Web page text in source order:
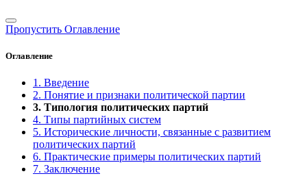
Пропустить Оглавление
Оглавление
1. Введение
2. Понятие и признаки политической партии
3. Типология политических партий
4. Типы партийных систем
5. Исторические личности, связанные с развитием
политических партий
6. Практические примеры политических партий
7. Заключение